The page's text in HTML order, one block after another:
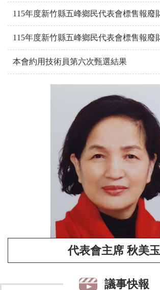
本會約用技術員第六次甄選結果
代表會主席 秋美玉
議事快報